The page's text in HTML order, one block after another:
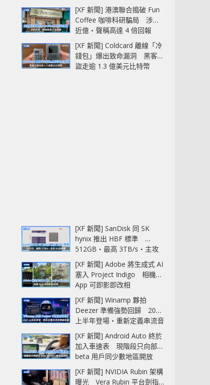
[XF 新聞] 港澳聯合搗破 Fun
Coffee 咖啡科研騙局 涉款
近億‧聲稱高達 4 倍回報
[XF 新聞] Coldcard 離線「冷
錢包」爆出致命漏洞 黑客已
盜走逾 1.3 億美元比特幣
[XF 新聞] SanDisk 同 SK
hynix 推出 HBF 標準
512GB‧最高 3TB/s‧主攻
AI 記憶體
[XF 新聞] Adobe 將生成式 AI
塞入 Project Indigo 相機
App 可即影即改相
[XF 新聞] Winamp 夥拍
Deezer 準備強勢回歸 2027
上半年登場‧重新定義串流音
樂播放器
[XF 新聞] Android Auto 終於
加入車速表 現階段只向部分
beta 用戶同少數地區開放
[XF 新聞] NVIDIA Rubin 架構
曝光 Vera Rubin 平台劍指